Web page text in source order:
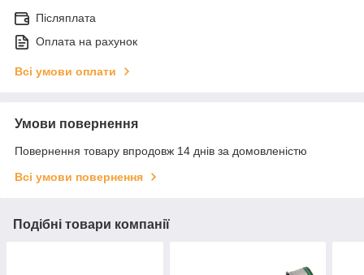
Післяплата
Оплата на рахунок
Всі умови оплати
Умови повернення
Повернення товару впродовж 14 днів за домовленістю
Всі умови повернення
Подібні товари компанії